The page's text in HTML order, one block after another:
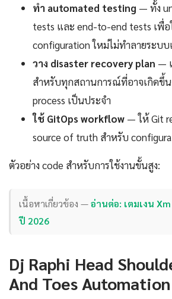
ทำ automated testing — ทั้ง
tests และ end-to-end tests เพื่อ
configuration ใหม่ไม่ทำลายระบบ
วาง disaster recovery plan —
สำหรับทุกสถานการณ์ที่อาจเกิดขึ้
process เป็นประจำ
ใช้ GitOps workflow — ให้ Git
source of truth สำหรับ
ตัวอย่าง code สำหรับการใช้งานขั้นสูง:
เนื้อหาเกี่ยวข้อง —อ่านต่อ: เตมเงน
ปี 2026
Dj Raphi Head
And Toes